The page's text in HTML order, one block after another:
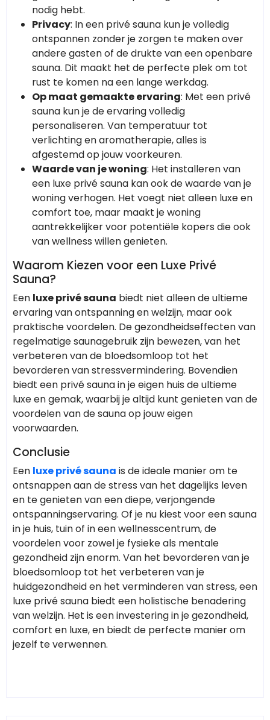
nodig hebt.
Privacy: In een privé sauna kun je volledig
ontspannen zonder je zorgen te maken over
andere gasten of de drukte van een openbare
sauna. Dit maakt het de perfecte plek om tot
rust te komen na een lange werkdag.
Op maat gemaakte ervaring: Met een privé
sauna kun je de ervaring volledig
personaliseren. Van temperatuur tot
verlichting en aromatherapie, alles is
afgestemd op jouw voorkeuren.
Waarde van je woning: Het installeren van
een luxe privé sauna kan ook de waarde van je
woning verhogen. Het voegt niet alleen luxe en
comfort toe, maar maakt je woning
aantrekkelijker voor potentiële kopers die ook
van wellness willen genieten.
Waarom Kiezen voor een Luxe Privé
Sauna?
Een luxe privé sauna biedt niet alleen de ultieme
ervaring van ontspanning en welzijn, maar ook
praktische voordelen. De gezondheidseffecten van
regelmatige saunagebruik zijn bewezen, van het
verbeteren van de bloedsomloop tot het
bevorderen van stressvermindering. Bovendien
biedt een privé sauna in je eigen huis de ultieme
luxe en gemak, waarbij je altijd kunt genieten van de
voordelen van de sauna op jouw eigen
voorwaarden.
Conclusie
Een luxe privé sauna is de ideale manier om te
ontsnappen aan de stress van het dagelijks leven
en te genieten van een diepe, verjongende
ontspanningservaring. Of je nu kiest voor een sauna
in je huis, tuin of in een wellnesscentrum, de
voordelen voor zowel je fysieke als mentale
gezondheid zijn enorm. Van het bevorderen van je
bloedsomloop tot het verbeteren van je
huidgezondheid en het verminderen van stress, een
luxe privé sauna biedt een holistische benadering
van welzijn. Het is een investering in je gezondheid,
comfort en luxe, en biedt de perfecte manier om
jezelf te verwennen.